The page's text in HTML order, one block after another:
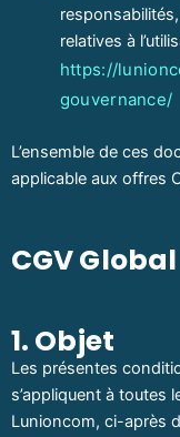
relatives à
https://
gouvernance/
L’ensemble de ces
applicable aux offres
CGV Global
1. Objet
Les présentes
s’appliquent à toutes
Lunioncom, ci-après